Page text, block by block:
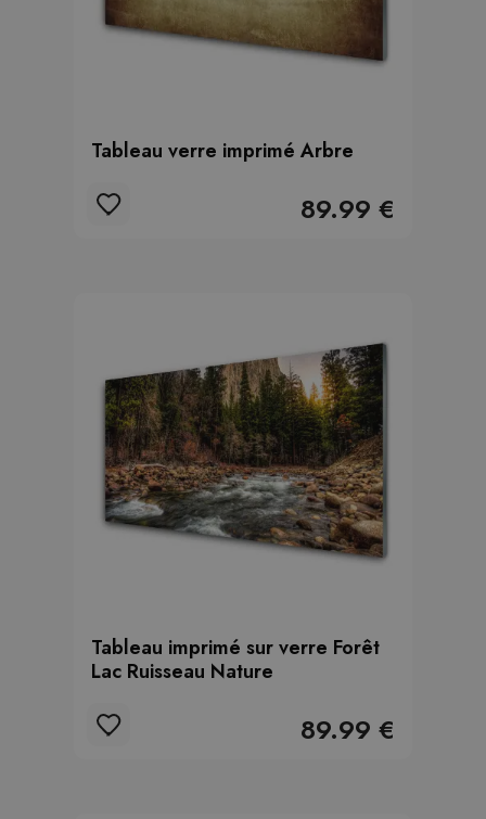
Tableau verre imprimé Arbre
89.99 €
Tableau imprimé sur verre Forêt
Lac Ruisseau Nature
89.99 €